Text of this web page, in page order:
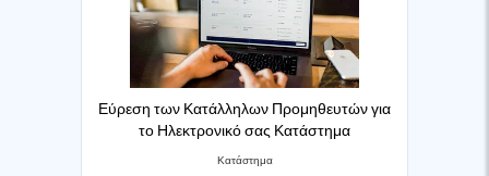
Εύρεση των Κατάλληλων Προμηθευτών για
το Ηλεκτρονικό σας Κατάστημα
Κατάστημα